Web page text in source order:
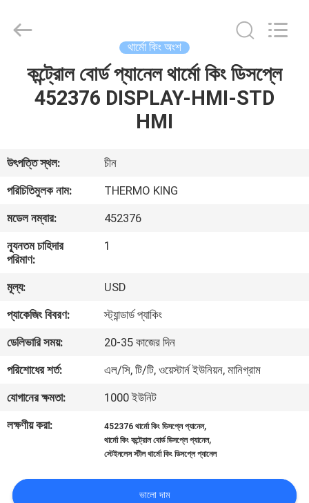
আমাদের
সম্বন্ধে
কারখানা
পরিদর্শন
গুণমান
নিয়ন্ত্রণ
আমাদের
সাথে
যোগাযোগ
INDUSTRY
Reserved.
থার্মো কিং অংশ
কন্ট্রোল বোর্ড প্যানেল থার্মো কিং ডিসপ্লে
452376 DISPLAY-HMI-STD
HMI
উৎপত্তি স্থল:
চীন
পরিচিতিমুলক নাম:
THERMO KING
মডেল নম্বার:
452376
ন্যূনতম চাহিদার
পরিমাণ:
1
মূল্য:
USD
প্যাকেজিং বিবরণ:
স্ট্যান্ডার্ড প্যাকিং
ডেলিভারি সময়:
20-35 কাজের দিন
পরিশোধের শর্ত:
এল/সি, টি/টি, ওয়েস্টার্ন ইউনিয়ন, মানিগ্রাম
যোগানের ক্ষমতা:
1000 ইউনিট
লক্ষণীয় করা:
452376 থার্মো কিং ডিসপ্লে প্যানেল,
থার্মো কিং কন্ট্রোল বোর্ড ডিসপ্লে প্যানেল,
স্টেইনলেস স্টীল থার্মো কিং ডিসপ্লে প্যানেল
ভালো দাম